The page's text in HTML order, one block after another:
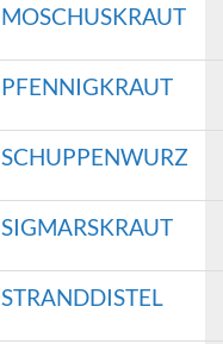
MOSCHUSKRAUT
PFENNIGKRAUT
SCHUPPENWURZ
SIGMARSKRAUT
STRANDDISTEL